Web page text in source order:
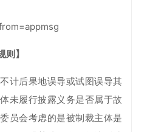
】
计后果地误导或试图误导其
未履行披露义务是否属于故
员会考虑的是被制裁主体是